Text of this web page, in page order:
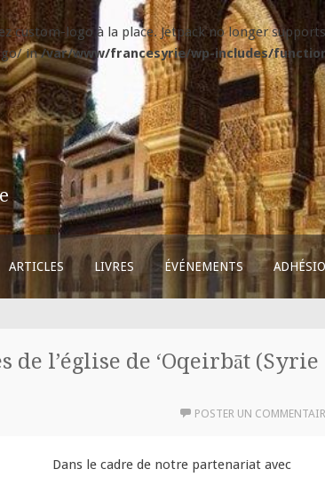
custom-logo à la place. Jetpack no longer
in/var/www/francesyrie/wp-includes/
ARTICLES LIVRES ÉVÉNEMENTS
de l’église de ‘Oqeirbāt (Syrie
POSTER UN
Dans le cadre de notre partenariat avec